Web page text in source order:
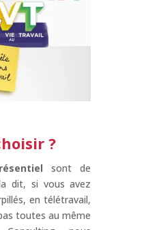
?
sont de
dit, si vous avez
en télétravail,
toutes au même